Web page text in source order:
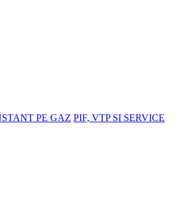
PE GAZ PIF, VTP SI SERVICE